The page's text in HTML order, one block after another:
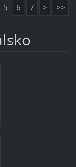
5 6 7 > >>